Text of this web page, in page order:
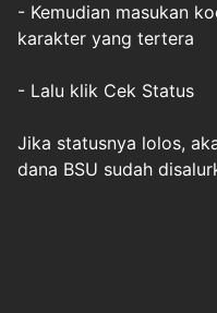
- Kemudian masukan
karakter yang tertera
- Lalu klik Cek Status
Jika statusnya lolos,
dana BSU sudah